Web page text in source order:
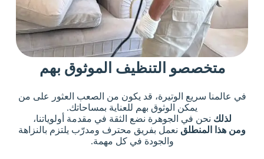
متخصصو التنظيف الموثوق بهم
في عالمنا سريع الوتيرة، قد يكون من الصعب العثور على من
يمكن الوثوق بهم للعناية بمساحاتك.
لذلك نحن في الجوهرة نضع الثقة في مقدمة أولوياتنا،
ومن هذا المنطلق نعمل بفريق محترف ومدرّب يلتزم بالنزاهة
والجودة في كل مهمة.